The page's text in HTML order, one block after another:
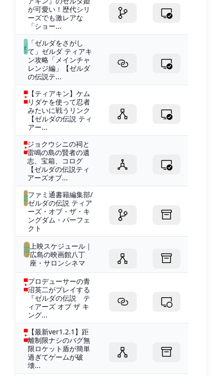
が可愛い！歴代シリ
ーズでも激レアな
「ショー...
「ゼルダをさがし
て」ゼルダ ティアキ
ン攻略「メインチャ
レンジ編」【ゼルダ
の伝説テ...
【ティアキン】ケム
リダケを使って忍者
みたいに戦うリンク
【ゼルダの伝説 ティ
アー...
ジョクウシニの祠と
雷鳴の島の賢者の遺
志、宝箱、コログ
【ゼルダの伝説ティ
アーズオブ...
ファミ通書籍編集部/
ゼルダの伝説 ティア
ーズ・オブ・ザ・キ
ングダム・パーフェ
クト
上映スケジュール｜
広島の映画館八丁
座・サロンシネマ
プロデューサーの青
沼英二がプレイする
『ゼルダの伝説 テ
ィアーズ オブ ザ キ
ング...
【最新ver1.2.1】距
離制限ナシのバグ無
限ロケット盾が簡単
過ぎてゲームが破
壊...